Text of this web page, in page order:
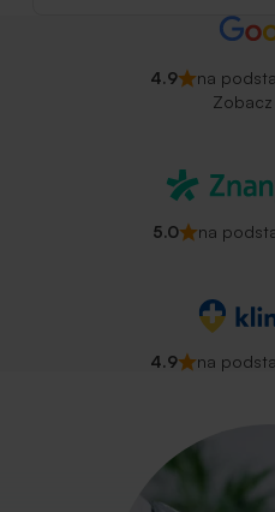
4.9
na
5.0 na
4.9 na